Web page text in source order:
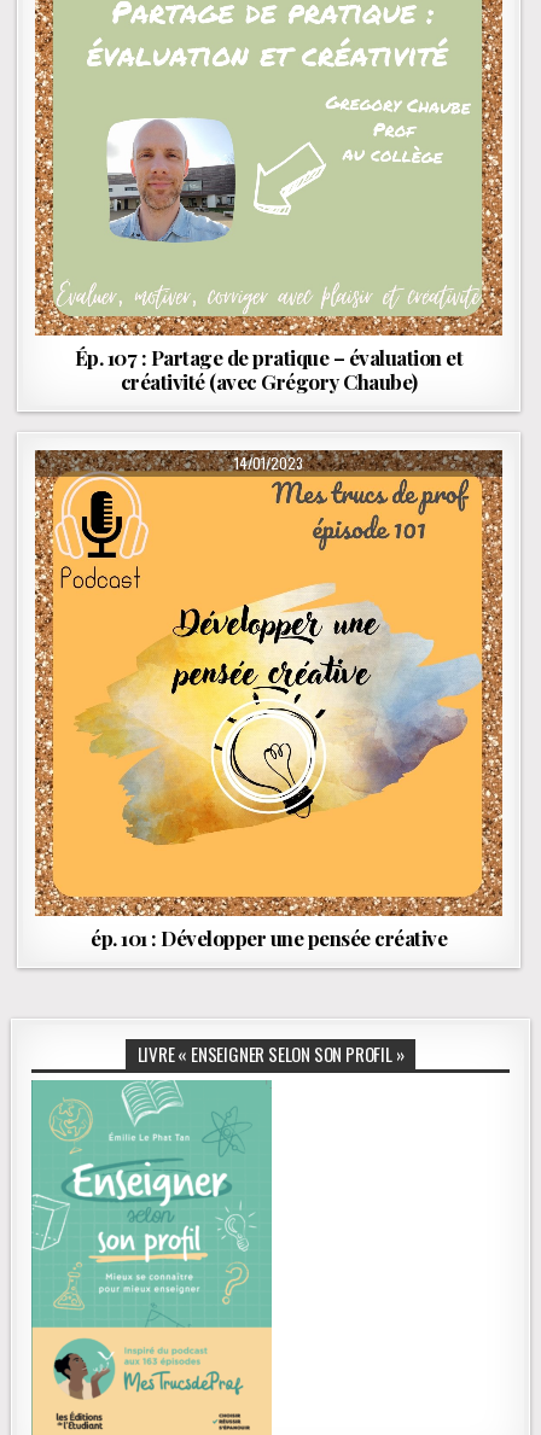
Ép. 107 : Partage de pratique – évaluation et
créativité (avec Grégory Chaube)
PUBLISHED DATE:
14/01/2023
ép. 101 : Développer une pensée créative
LIVRE « ENSEIGNER SELON SON PROFIL »